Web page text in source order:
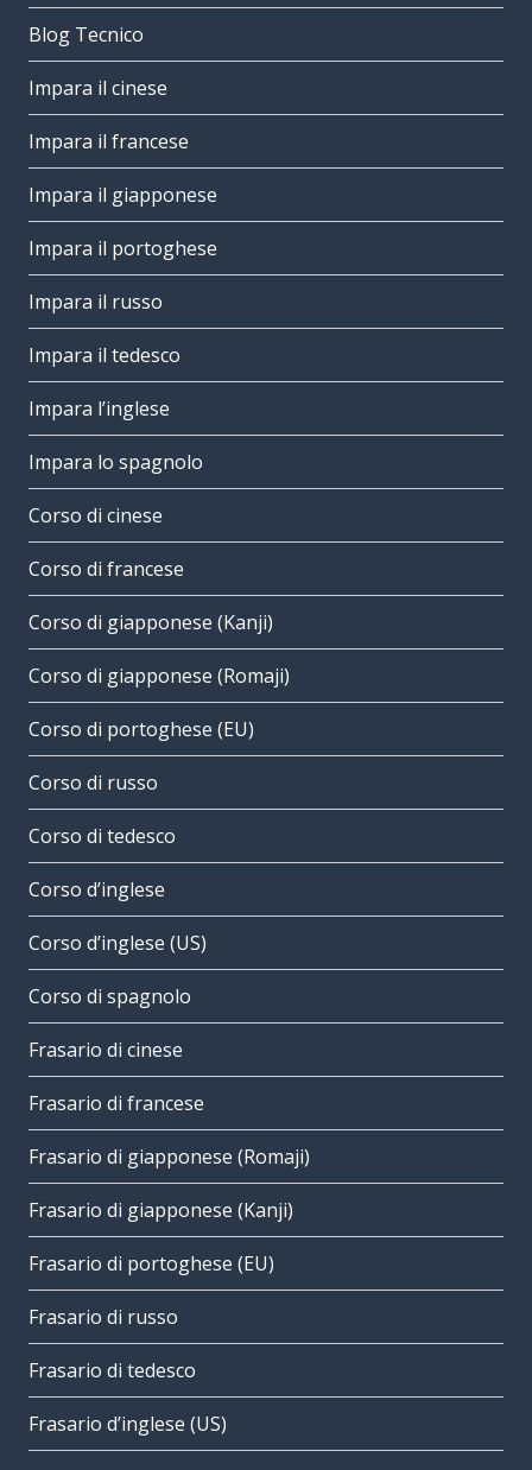
Blog Tecnico
Impara il cinese
Impara il francese
Impara il giapponese
Impara il portoghese
Impara il russo
Impara il tedesco
Impara l’inglese
Impara lo spagnolo
Corso di cinese
Corso di francese
Corso di giapponese (Kanji)
Corso di giapponese (Romaji)
Corso di portoghese (EU)
Corso di russo
Corso di tedesco
Corso d’inglese
Corso d’inglese (US)
Corso di spagnolo
Frasario di cinese
Frasario di francese
Frasario di giapponese (Romaji)
Frasario di giapponese (Kanji)
Frasario di portoghese (EU)
Frasario di russo
Frasario di tedesco
Frasario d’inglese (US)